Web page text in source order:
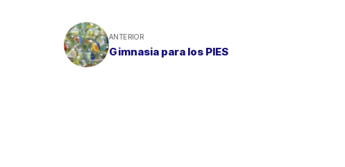
ANTERIOR
Gimnasia para los PIES